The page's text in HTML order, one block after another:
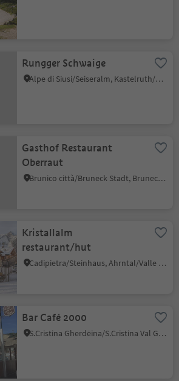
Rungger Schwaige
Alpe di Siusi/Seiseralm, Kastelruth/Castelrotto, Dolomites Region Seiser Alm
Gasthof Restaurant
Oberraut
Brunico città/Bruneck Stadt, Bruneck/Brunico, Dolomites Region Kronplatz/Plan de Corones
Kristallalm
restaurant/hut
Cadipietra/Steinhaus, Ahrntal/Valle Aurina, Ahrntal/Valle Aurina
Bar Café 2000
S.Cristina Gherdëina/S.Cristina Val Gardena/S.Cristina Gherdëina/St.Christina in Gröden, S.Crestina Gherdëina/Santa Cristina Val Gardana, Dolomites Region Val Gardena